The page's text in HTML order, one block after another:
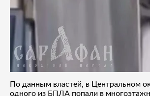
По данным властей, в Центральном
одного из БПЛА попали в